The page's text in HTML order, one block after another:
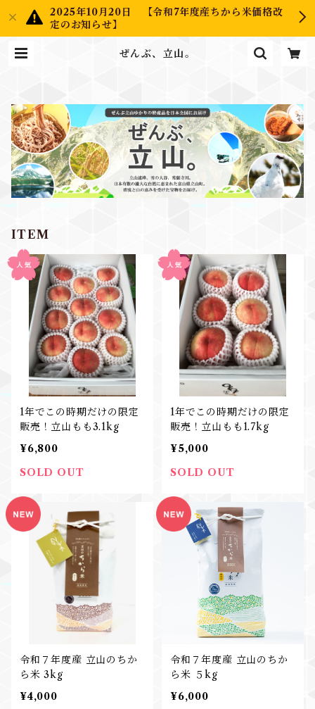
2025年10月20日 【令和7年度産ちから米価格改
定のお知らせ】
ぜんぶ、立山。
ITEM
1年でこの時期だけの限定
販売！立山もも3.1kg
¥6,800
SOLD OUT
1年でこの時期だけの限定
販売！立山もも1.7kg
¥5,000
SOLD OUT
令和７年度産 立山のちか
ら米 3kg
¥4,000
令和７年度産 立山のちか
ら米 ５kg
¥6,000